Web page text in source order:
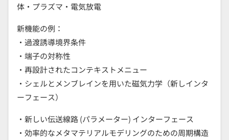
体・プラズマ・電気放電
新機能の例：
・過渡誘導境界条件
・端子の対称性
・再設計されたコンテキストメニュー
・シェルとメンブレインを用いた磁気力学（新しインタ
ーフェース）
・新しい伝送線路 (パラメーター) インターフェース
・効率的なメタマテリアルモデリングのための周期構造